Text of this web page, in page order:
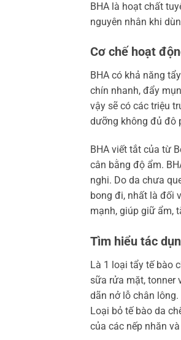
BHA là hoạt chất
nguyên nhân khi
Cơ chế hoạt
BHA có khả năng
chín nhanh, đẩy
vậy sẽ có các triệu
dưỡng không đủ đô
BHA viết tắt của từ
cân bằng độ ẩm.
nghi. Do da chưa
bong đi, nhất là đối
mạnh, giúp giữ ẩm,
Tìm hiểu tác
Là 1 loại tẩy tế bào
sữa rửa mặt, tonner
dãn nở lỗ chân
Loại bỏ tế bào da
của các nếp nhăn